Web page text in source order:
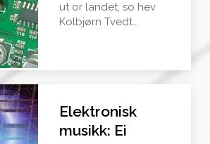
ut or landet, so hev
Kolbjørn Tvedt...
Elektronisk
musikk: Ei